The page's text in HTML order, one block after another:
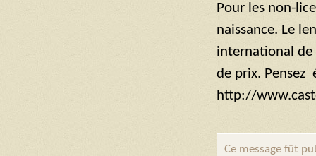
Pour les non-
naissance. Le
international de
de prix. Pensez
http://
Ce message fût